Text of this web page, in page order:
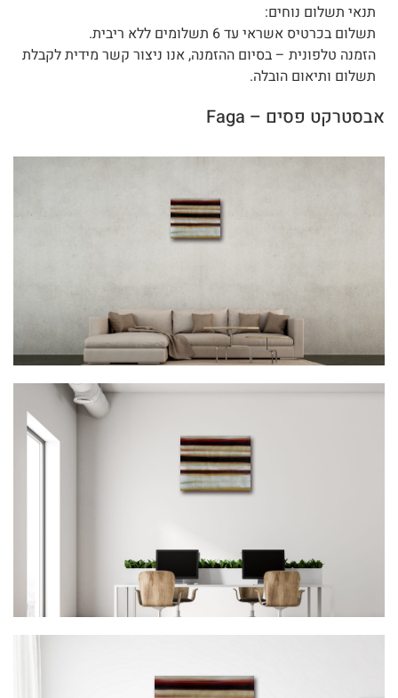
תנאי תשלום נוחים:
תשלום בכרטיס אשראי עד 6 תשלומים ללא ריבית.
הזמנה טלפונית – בסיום ההזמנה, אנו ניצור קשר מידית לקבלת
תשלום ותיאום הובלה.
אבסטרקט פסים – Faga